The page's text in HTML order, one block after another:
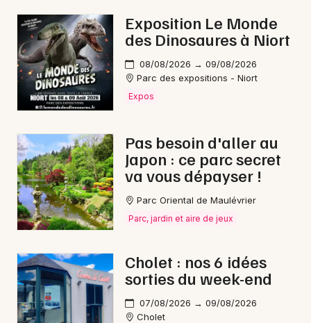
Exposition Le Monde
des Dinosaures à Niort
08/08/2026 → 09/08/2026
Parc des expositions - Niort
Expos
Pas besoin d'aller au
Japon : ce parc secret
va vous dépayser !
Parc Oriental de Maulévrier
Parc, jardin et aire de jeux
Cholet : nos 6 idées
sorties du week-end
07/08/2026 → 09/08/2026
Cholet